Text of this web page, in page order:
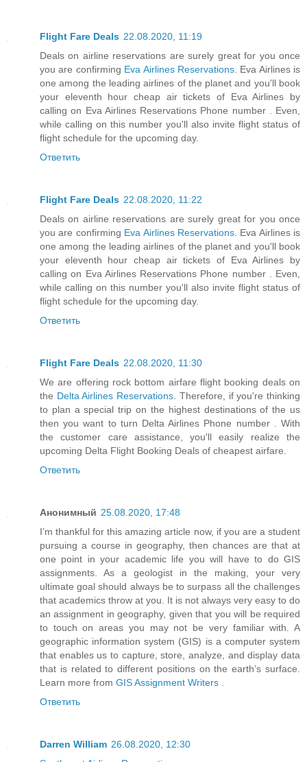
Flight Fare Deals 22.08.2020, 11:19
Deals on airline reservations are surely great for you once
you are confirming Eva Airlines Reservations. Eva Airlines is
one among the leading airlines of the planet and you'll book
your eleventh hour cheap air tickets of Eva Airlines by
calling on Eva Airlines Reservations Phone number . Even,
while calling on this number you'll also invite flight status of
flight schedule for the upcoming day.
Ответить
Flight Fare Deals 22.08.2020, 11:22
Deals on airline reservations are surely great for you once
you are confirming Eva Airlines Reservations. Eva Airlines is
one among the leading airlines of the planet and you'll book
your eleventh hour cheap air tickets of Eva Airlines by
calling on Eva Airlines Reservations Phone number . Even,
while calling on this number you'll also invite flight status of
flight schedule for the upcoming day.
Ответить
Flight Fare Deals 22.08.2020, 11:30
We are offering rock bottom airfare flight booking deals on
the Delta Airlines Reservations . Therefore, if you're thinking
to plan a special trip on the highest destinations of the us
then you want to turn Delta Airlines Phone number . With
the customer care assistance, you'll easily realize the
upcoming Delta Flight Booking Deals of cheapest airfare.
Ответить
Анонимный 25.08.2020, 17:48
I’m thankful for this amazing article now, if you are a student
pursuing a course in geography, then chances are that at
one point in your academic life you will have to do GIS
assignments. As a geologist in the making, your very
ultimate goal should always be to surpass all the challenges
that academics throw at you. It is not always very easy to do
an assignment in geography, given that you will be required
to touch on areas you may not be very familiar with. A
geographic information system (GIS) is a computer system
that enables us to capture, store, analyze, and display data
that is related to different positions on the earth’s surface.
Learn more from GIS Assignment Writers
Ответить
Darren William 26.08.2020, 12:30